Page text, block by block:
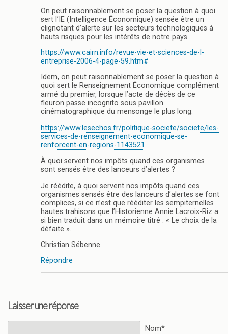
On peut raisonnablement se poser la question à quoi
sert l’IE (Intelligence Économique) sensée être un
clignotant d’alerte sur les secteurs technologiques à
hauts risques pour les intérêts de notre pays.
https://www.cairn.info/revue-vie-et-sciences-de-l-
entreprise-2006-4-page-59.htm#
Idem, on peut raisonnablement se poser la question à
quoi sert le Renseignement Économique complément
armé du premier, lorsque l’acte de décès de ce
fleuron passe incognito sous pavillon
cinématographique du mensonge le plus long.
https://www.lesechos.fr/politique-societe/societe/les-
services-de-renseignement-economique-se-
renforcent-en-regions-1143521
À quoi servent nos impôts quand ces organismes
sont sensés être des lanceurs d’alertes ?
Je réédite, à quoi servent nos impôts quand ces
organismes sensés être des lanceurs d’alertes se font
complices, si ce n’est que rééditer les sempiternelles
hautes trahisons que l’Historienne Annie Lacroix-Riz a
si bien traduit dans un mémoire titré : « Le choix de la
défaite ».
Christian Sébenne
Répondre
Laisser une réponse
Nom*